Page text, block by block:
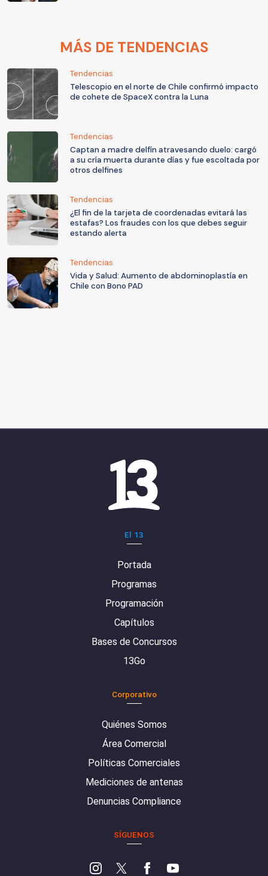
MÁS DE TENDENCIAS
Tendencias
Telescopio en el norte de Chile confirmó impacto
de cohete de SpaceX contra la Luna
Tendencias
Captan a madre delfín atravesando duelo: cargó
a su cría muerta durante días y fue escoltada por
otros delfines
Tendencias
¿El fin de la tarjeta de coordenadas evitará las
estafas? Los fraudes con los que debes seguir
estando alerta
Tendencias
Vida y Salud: Aumento de abdominoplastía en
Chile con Bono PAD
El 13
Portada
Programas
Programación
Capítulos
Bases de Concursos
13Go
Corporativo
Quiénes Somos
Área Comercial
Políticas Comerciales
Mediciones de antenas
Denuncias Compliance
SÍGUENOS